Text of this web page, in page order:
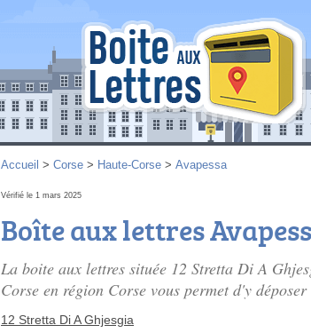
Accueil > Corse > Haute-Corse > Avapessa
Vérifié le 1 mars 2025
Boîte aux lettres
La boite aux lettres située 12 Stretta Di A
Corse en région Corse vous permet d'y
12 Stretta Di A Ghjesgia